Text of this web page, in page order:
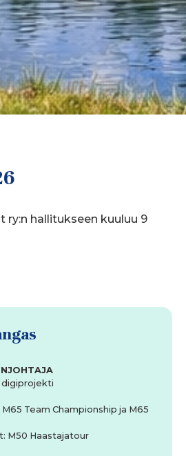
ry:n hallitukseen kuuluu 9
digiprojekti
M65 Team Championship ja M65
M50 Haastajatour